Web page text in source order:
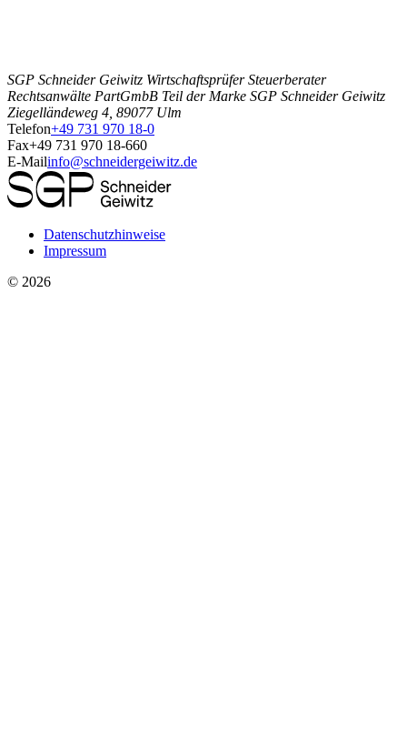
SGP Schneider Geiwitz Wirtschaftsprüfer Steuerberater
Rechtsanwälte PartGmbB Teil der Marke SGP Schneider Geiwitz
Ziegelländeweg 4, 89077 Ulm
Telefon+49 731 970 18-0
Fax+49 731 970 18-660
E-Mailinfo@schneidergeiwitz.de
Datenschutzhinweise
Impressum
© 2026